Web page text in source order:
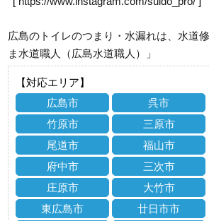
広島のトイレのつまり・水漏れは、水道
ま水道職人（広島水道職人）」
【対応エリア】
広島市
呉市
竹原市
三原市
尾道市
福山市
府中市
三次市
庄原市
大竹市
東広島市
廿日市市